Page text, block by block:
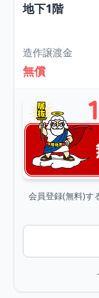
地下1階
造作譲渡金
無償
会員登録(無料)す